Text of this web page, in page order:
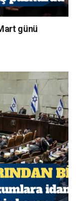
günü